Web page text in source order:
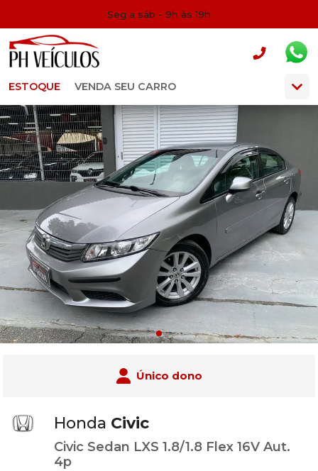
Seg a sáb - 9h às 19h
ESTOQUE VENDA SEU CARRO
Único dono
Honda Civic
Civic Sedan LXS 1.8/1.8 Flex 16V Aut.
4p